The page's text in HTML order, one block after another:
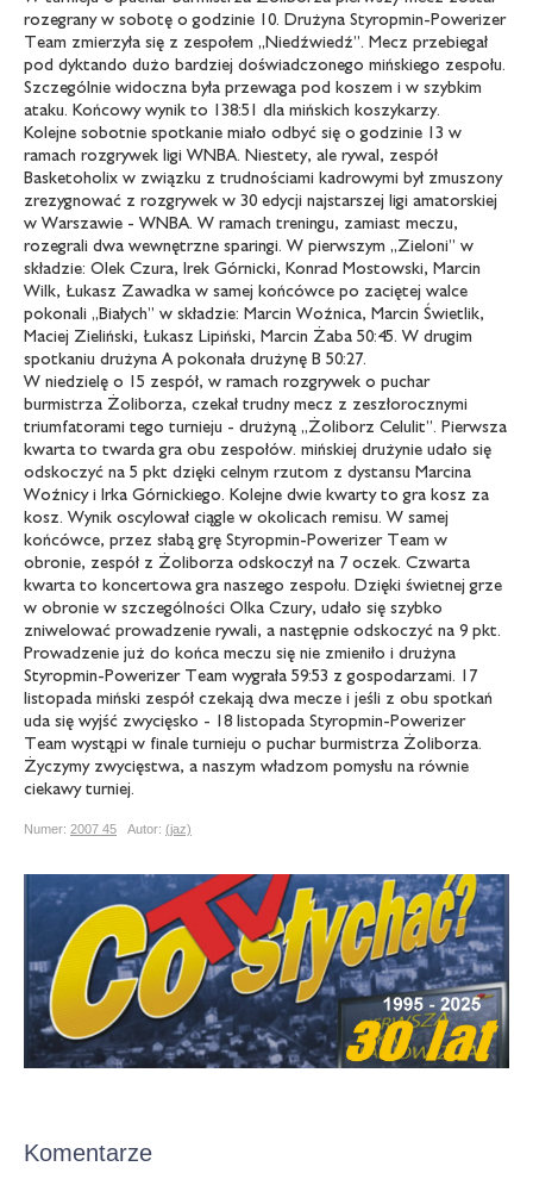
rozegrany w sobotę o godzinie 10. Drużyna Styropmin-Powerizer
Team zmierzyła się z zespołem „Niedźwiedź”. Mecz przebiegał
pod dyktando dużo bardziej doświadczonego mińskiego zespołu.
Szczególnie widoczna była przewaga pod koszem i w szybkim
ataku. Końcowy wynik to 138:51 dla mińskich koszykarzy.
Kolejne sobotnie spotkanie miało odbyć się o godzinie 13 w
ramach rozgrywek ligi WNBA. Niestety, ale rywal, zespół
Basketoholix w związku z trudnościami kadrowymi był zmuszony
zrezygnować z rozgrywek w 30 edycji najstarszej ligi amatorskiej
w Warszawie - WNBA. W ramach treningu, zamiast meczu,
rozegrali dwa wewnętrzne sparingi. W pierwszym „Zieloni” w
składzie: Olek Czura, Irek Górnicki, Konrad Mostowski, Marcin
Wilk, Łukasz Zawadka w samej końcówce po zaciętej walce
pokonali „Białych” w składzie: Marcin Woźnica, Marcin Świetlik,
Maciej Zieliński, Łukasz Lipiński, Marcin Żaba 50:45. W drugim
spotkaniu drużyna A pokonała drużynę B 50:27.
W niedzielę o 15 zespół, w ramach rozgrywek o puchar
burmistrza Żoliborza, czekał trudny mecz z zeszłorocznymi
triumfatorami tego turnieju - drużyną „Żoliborz Celulit”. Pierwsza
kwarta to twarda gra obu zespołów. mińskiej drużynie udało się
odskoczyć na 5 pkt dzięki celnym rzutom z dystansu Marcina
Woźnicy i Irka Górnickiego. Kolejne dwie kwarty to gra kosz za
kosz. Wynik oscylował ciągle w okolicach remisu. W samej
końcówce, przez słabą grę Styropmin-Powerizer Team w
obronie, zespół z Żoliborza odskoczył na 7 oczek. Czwarta
kwarta to koncertowa gra naszego zespołu. Dzięki świetnej grze
w obronie w szczególności Olka Czury, udało się szybko
zniwelować prowadzenie rywali, a następnie odskoczyć na 9 pkt.
Prowadzenie już do końca meczu się nie zmieniło i drużyna
Styropmin-Powerizer Team wygrała 59:53 z gospodarzami. 17
listopada miński zespół czekają dwa mecze i jeśli z obu spotkań
uda się wyjść zwycięsko - 18 listopada Styropmin-Powerizer
Team wystąpi w finale turnieju o puchar burmistrza Żoliborza.
Życzymy zwycięstwa, a naszym władzom pomysłu na równie
ciekawy turniej.
Numer: 2007 45 Autor: (jaz)
Komentarze